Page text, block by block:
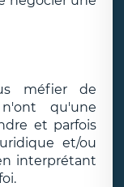
méfier de
qu'une
et parfois
et/ou
interprétant